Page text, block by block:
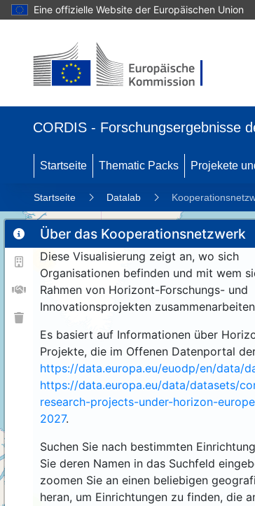
Eine offizielle Website der Europäischen Union
CORDIS - Forschungsergebnisse
Startseite Thematic Packs Projekete
Startseite Datalab
Über das Kooperationsnetzwerk
Diese Visualisierung zeigt an, wo sich
Organisationen befinden und mit wem
Rahmen von Horizont-Forschungs- und
Innovationsprojekten
Es basiert auf Informationen über
Projekte, die im Offenen Datenportal
https://data.europa.eu/euodp/en/data/
https://data.europa.eu/data/datasets/
research-projects-under-horizon-
2027.
Suchen Sie nach bestimmten
Sie deren Namen in das Suchfeld
zoomen Sie an einen beliebigen
heran, um Einrichtungen zu finden, die
11